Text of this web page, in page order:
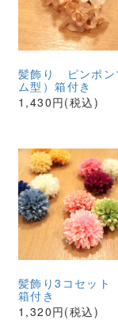
髪飾り ピンポン
ム型）箱付き
1,430円(税込)
髪飾り3コセット
箱付き
1,320円(税込)